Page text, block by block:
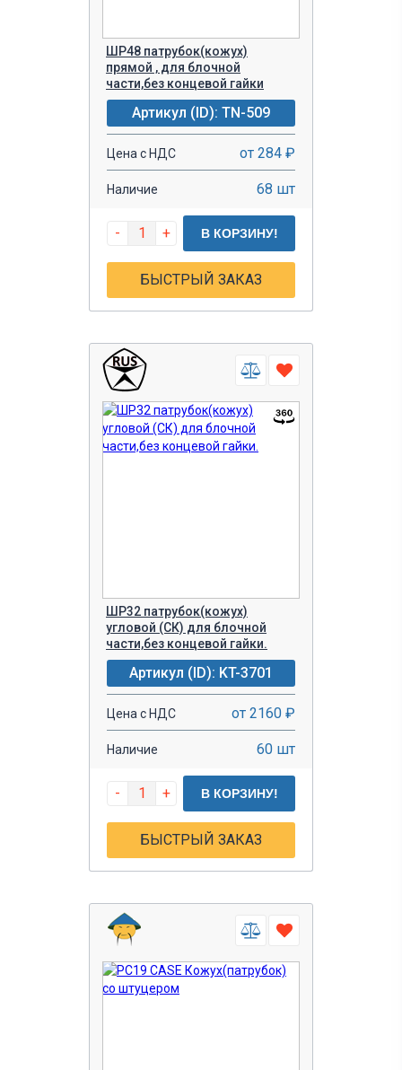
ШР48 патрубок(кожух)
прямой , для блочной
части,без концевой гайки
Артикул (ID): TN-509
Цена с НДС от 284 ₽
Наличие 68 шт
- + В КОРЗИНУ!
БЫСТРЫЙ ЗАКАЗ
ШР32 патрубок(кожух)
угловой (СК) для блочной
части,без концевой гайки.
Артикул (ID): KT-3701
Цена с НДС от 2160 ₽
Наличие 60 шт
- + В КОРЗИНУ!
БЫСТРЫЙ ЗАКАЗ